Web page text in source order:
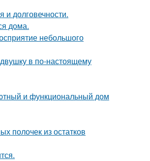
долговечности.
дома.
небольшого
в по-настоящему
и функциональный дом
полочек из остатков